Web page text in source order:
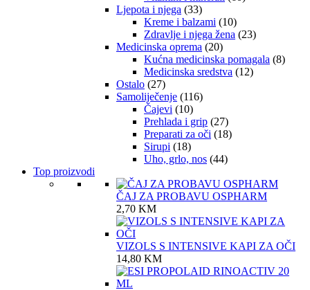
Ljepota i njega (33)
Kreme i balzami (10)
Zdravlje i njega žena (23)
Medicinska oprema (20)
Kućna medicinska pomagala (8)
Medicinska sredstva (12)
Ostalo (27)
Samoliječenje (116)
Čajevi (10)
Prehlada i grip (27)
Preparati za oči (18)
Sirupi (18)
Uho, grlo, nos (44)
Top proizvodi
ČAJ ZA PROBAVU OSPHARM
2,70 KM
VIZOLS S INTENSIVE KAPI ZA OČI
14,80 KM